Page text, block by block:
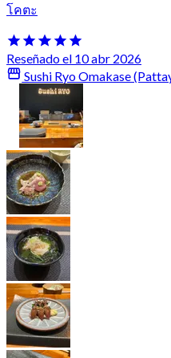
โคตะ
Reseñado el 10 abr 2026
Sushi Ryo Omakase